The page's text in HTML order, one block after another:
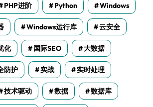
PHP进阶 Python Windows
Windows运行库 云安全
化 国际SEO 大数据
防护 实战 实时处理
技术驱动 数据 数据库